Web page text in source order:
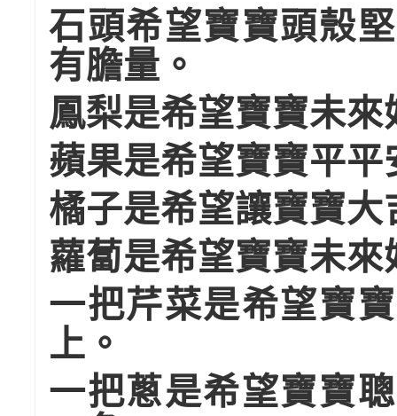
石頭希望寶寶頭殼
有膽量。
鳳梨是希望寶寶未
蘋果是希望寶寶平
橘子是希望讓寶寶
蘿蔔是希望寶寶未來
一把芹菜是希望寶
上。
一把蔥是希望寶寶